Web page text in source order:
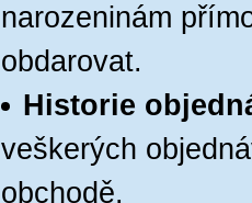
narozeninám
obdarovat.
Historie
veškerých
obchodě.